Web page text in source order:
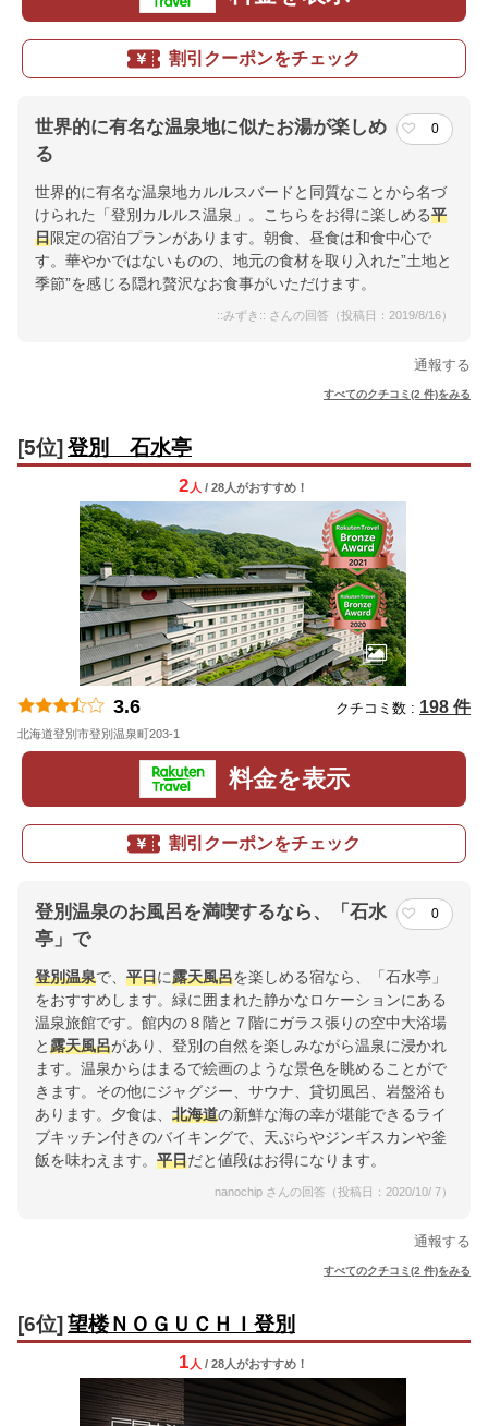
割引クーポンをチェック
世界的に有名な温泉地に似たお湯が楽しめ
る
0
世界的に有名な温泉地カルルスバードと同質なことから名づ
けられた「登別カルルス温泉」。こちらをお得に楽しめる平
日限定の宿泊プランがあります。朝食、昼食は和食中心で
す。華やかではないものの、地元の食材を取り入れた”土地と
季節”を感じる隠れ贅沢なお食事がいただけます。
::みずき:: さんの回答（投稿日：2019/8/16）
通報する
すべてのクチコミ(2 件)をみる
[5位] 登別 石水亭
2 人 / 28人がおすすめ！
3.6 クチコミ数 : 198 件
北海道登別市登別温泉町203-1
料金を表示
割引クーポンをチェック
登別温泉のお風呂を満喫するなら、「石水
亭」で
0
登別温泉で、 平日に露天風呂を楽しめる宿なら、「石水亭」
をおすすめします。緑に囲まれた静かなロケーションにある
温泉旅館です。館内の８階と７階にガラス張りの空中大浴場
と露天風呂があり、登別の自然を楽しみながら温泉に浸かれ
ます。温泉からはまるで絵画のような景色を眺めることがで
きます。その他にジャグジー、サウナ、貸切風呂、岩盤浴も
あります。夕食は、 北海道の新鮮な海の幸が堪能できるライ
ブキッチン付きのバイキングで、天ぷらやジンギスカンや釜
飯を味わえます。 平日だと値段はお得になります。
nanochip さんの回答（投稿日：2020/10/ 7）
通報する
すべてのクチコミ(2 件)をみる
[6位] 望楼ＮＯＧＵＣＨＩ登別
1 人 / 28人がおすすめ！